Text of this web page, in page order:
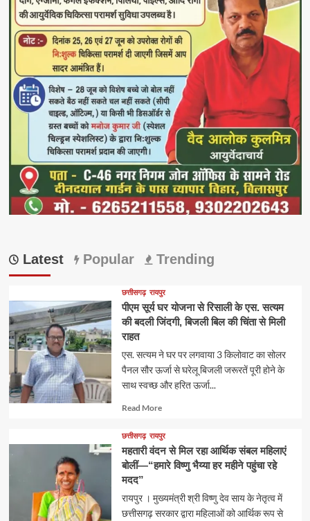
Latest Popular Trending
छत्तीसगढ़ रायपुर
पीएम सूर्य घर योजना से रिसाली के एस. सत्यम
की बदली जिंदगी, बिजली बिल की चिंता से मिली
राहत
एस. सत्यम ने घर पर लगवाया 3 किलोवाट का सोलर
पैनल सौर ऊर्जा से घरेलू बिजली जरूरतें पूरी होने के
साथ स्वच्छ और हरित ऊर्जा...
Read MoreRead
about
छत्तीसगढ़ रायपुर
महतारी वंदन से मिल रहा आर्थिक संबल महिलाएं
बोलीं—“हमारे विष्णु भैय्या हर महीने पहुंचा रहे
मदद”
रायपुर । मुख्यमंत्री श्री विष्णु देव साय के नेतृत्व में
छत्तीसगढ़ सरकार द्वारा महिलाओं को आर्थिक रूप से